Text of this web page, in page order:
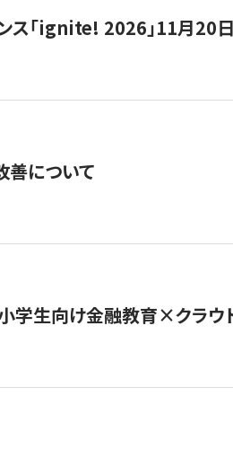
ス「ignite! 2026」11月20
善について
学生向け金融教育×クラウ